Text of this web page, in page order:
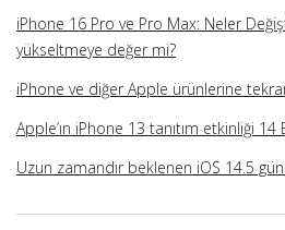
iPhone 16 Pro ve Pro Max: Neler
yükseltmeye değer mi?
iPhone ve diğer Apple ürünlerine
Apple’ın iPhone 13 tanıtım etkinliği 14
Uzun zamandır beklenen iOS 14.5